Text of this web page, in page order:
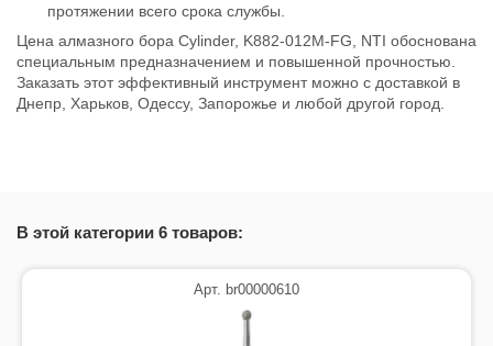
протяжении всего срока службы.
Цена алмазного бора Cylinder, K882-012M-FG, NTI обоснована
специальным предназначением и повышенной прочностью.
Заказать этот эффективный инструмент можно с доставкой в
Днепр, Харьков, Одессу, Запорожье и любой другой город.
В этой категории 6 товаров:
Арт. br00000610